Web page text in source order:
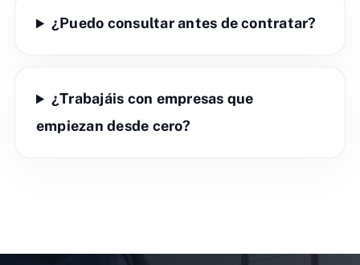
¿Puedo consultar antes de contratar?
¿Trabajáis con empresas que
empiezan desde cero?